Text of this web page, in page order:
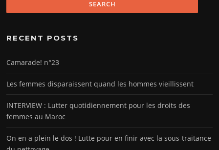
RECENT POSTS
Camarade! n°23
Les femmes disparaissent quand les hommes vieillissent
INTERVIEW : Lutter quotidiennement pour les droits des
femmes au Maroc
On en a plein le dos ! Lutte pour en finir avec la sous-traitance